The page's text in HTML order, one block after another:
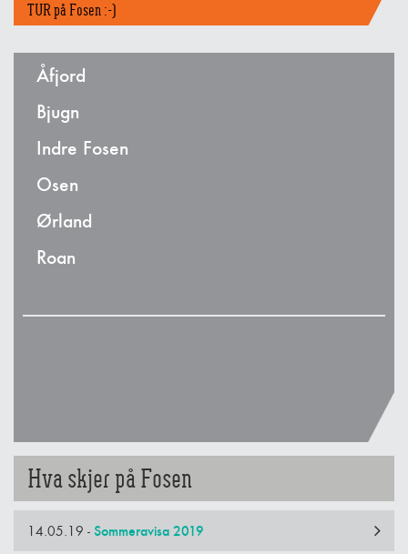
TUR på Fosen :-)
Åfjord
Bjugn
Indre Fosen
Osen
Ørland
Roan
Hva skjer på Fosen
14.05.19 - Sommeravisa 2019